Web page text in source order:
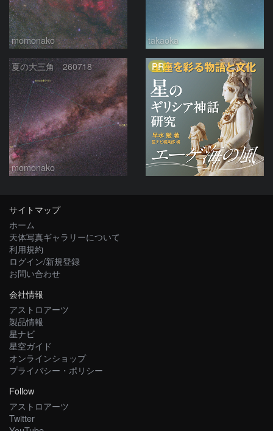
momonako takaoka
夏の大三角 260718
momonako
PR
サイトマップ
ホーム
天体写真ギャラリーについて
利用規約
ログイン/新規登録
お問い合わせ
会社情報
アストロアーツ
製品情報
星ナビ
星空ガイド
オンラインショップ
プライバシー・ポリシー
Follow
アストロアーツ
Twitter